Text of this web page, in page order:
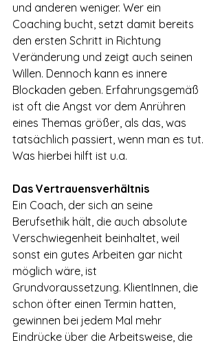
und anderen weniger. Wer ein
Coaching bucht, setzt damit bereits
den ersten Schritt in Richtung
Veränderung und zeigt auch seinen
Willen. Dennoch kann es innere
Blockaden geben. Erfahrungsgemäß
ist oft die Angst vor dem Anrühren
eines Themas größer, als das, was
tatsächlich passiert, wenn man es tut.
Was hierbei hilft ist u.a.
Das Vertrauensverhältnis
Ein Coach, der sich an seine
Berufsethik hält, die auch absolute
Verschwiegenheit beinhaltet, weil
sonst ein gutes Arbeiten gar nicht
möglich wäre, ist
Grundvoraussetzung. KlientInnen, die
schon öfter einen Termin hatten,
gewinnen bei jedem Mal mehr
Eindrücke über die Arbeitsweise, die